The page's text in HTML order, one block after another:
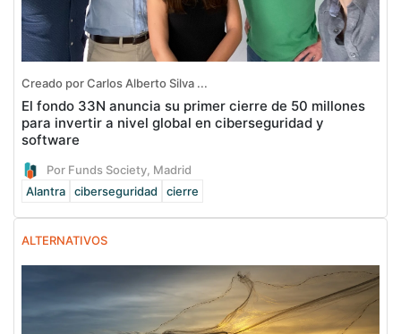
Creado por Carlos Alberto Silva ...
El fondo 33N anuncia su primer cierre de 50 millones
para invertir a nivel global en ciberseguridad y
software
Por Funds Society, Madrid
Alantra
ciberseguridad cierre
ALTERNATIVOS